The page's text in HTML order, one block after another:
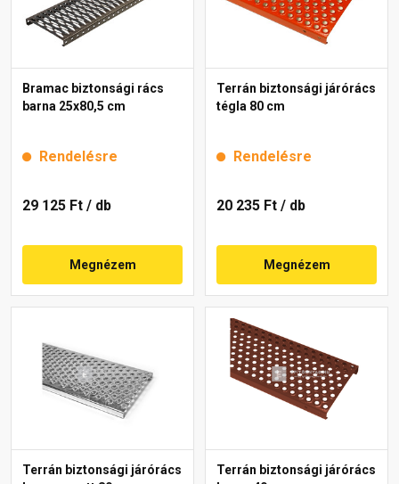
Bramac biztonsági rács
barna 25x80,5 cm
Rendelésre
29 125 Ft / db
Megnézem
Terrán biztonsági járórács
tégla 80 cm
Rendelésre
20 235 Ft / db
Megnézem
Terrán biztonsági járórács
Terrán biztonsági járórács